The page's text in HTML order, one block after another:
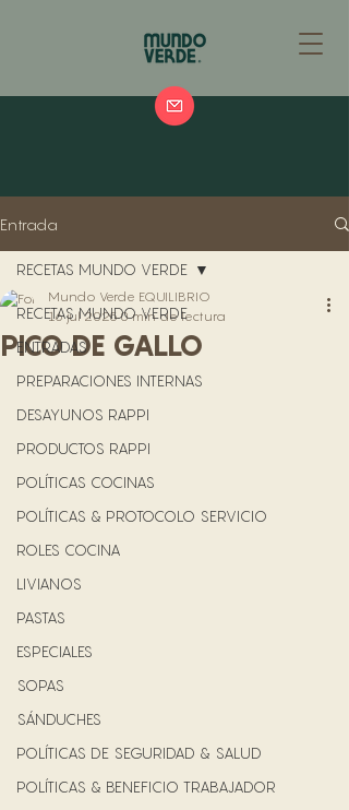
Entrada
RECETAS MUNDO VERDE
ENTRADAS
PREPARACIONES INTERNAS
DESAYUNOS RAPPI
PRODUCTOS RAPPI
POLÍTICAS COCINAS
POLÍTICAS & PROTOCOLO SERVICIO
ROLES COCINA
LIVIANOS
PASTAS
ESPECIALES
SOPAS
SÁNDUCHES
POLÍTICAS DE SEGURIDAD & SALUD
POLÍTICAS & BENEFICIO TRABAJADOR
RECETAS MUNDO VERDE
PICO DE GALLO
Mundo Verde EQUILIBRIO
16 jul 20250 min de lectura